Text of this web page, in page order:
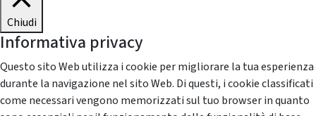
Chiudi
Informativa privacy
Questo sito Web utilizza i cookie per migliorare la tua esperienza
durante la navigazione nel sito Web. Di questi, i cookie classificati
come necessari vengono memorizzati sul tuo browser in quanto